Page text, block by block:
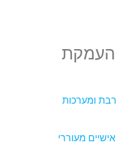
מקרבת ומערכות
אישיים מעוררי